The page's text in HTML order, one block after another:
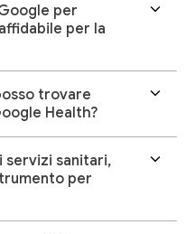
per
per la
trovare
Health?
servizi sanitari,
per